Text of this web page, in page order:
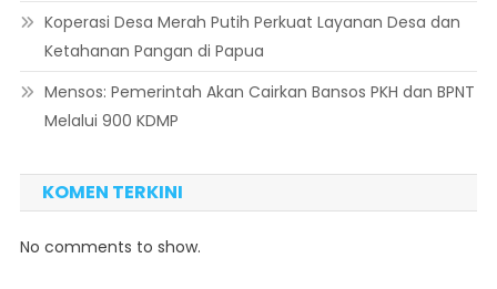
Koperasi Desa Merah Putih Perkuat Layanan Desa dan
Ketahanan Pangan di Papua
Mensos: Pemerintah Akan Cairkan Bansos PKH dan BPNT
Melalui 900 KDMP
KOMEN TERKINI
No comments to show.